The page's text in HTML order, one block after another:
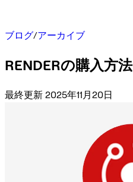
ブログ/アーカイブ
RENDERの購入方法
最終更新 2025年11月20日